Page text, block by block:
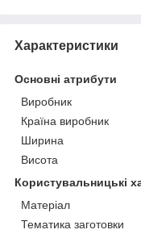
Характеристики
Основні атрибути
Виробник
Країна виробник
Ширина
Висота
Користувальницькі
Матеріал
Тематика заготовки